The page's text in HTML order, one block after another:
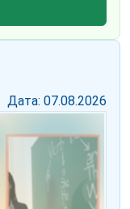
Дата: 07.08.2026